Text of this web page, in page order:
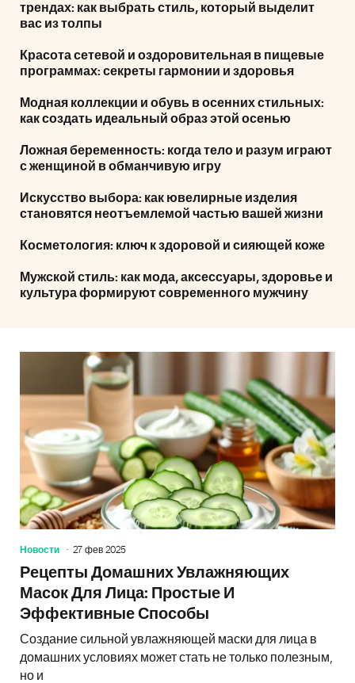
трендах: как выбрать стиль, который выделит
вас из толпы
Красота сетевой и оздоровительная в пищевые
программах: секреты гармонии и здоровья
Модная коллекции и обувь в осенних стильных:
как создать идеальный образ этой осенью
Ложная беременность: когда тело и разум играют
с женщиной в обманчивую игру
Искусство выбора: как ювелирные изделия
становятся неотъемлемой частью вашей жизни
Косметология: ключ к здоровой и сияющей коже
Мужской стиль: как мода, аксессуары, здоровье и
культура формируют современного мужчину
Новости 27 фев 2025
Рецепты Домашних Увлажняющих
Масок Для Лица: Простые И
Эффективные Способы
Создание сильной увлажняющей маски для лица в
домашних условиях может стать не только полезным,
но и